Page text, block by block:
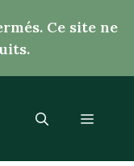
Ce site ne
Menu